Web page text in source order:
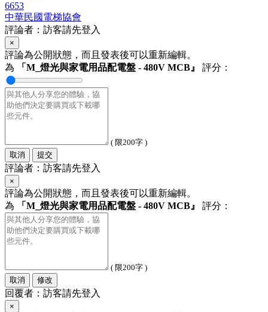
6653
中華民國電梯協會
評論者：訪客請先登入
×
評論為公開狀態，而且發表後可以重新編輯。
為
「M_燈光與家電用品配電盤 - 480V MCB』 評分：
( 限200字 )
取消
提交
評論者：訪客請先登入
×
評論為公開狀態，而且發表後可以重新編輯。
為
「M_燈光與家電用品配電盤 - 480V MCB』 評分：
( 限200字 )
取消
修改
回覆者：訪客請先登入
×